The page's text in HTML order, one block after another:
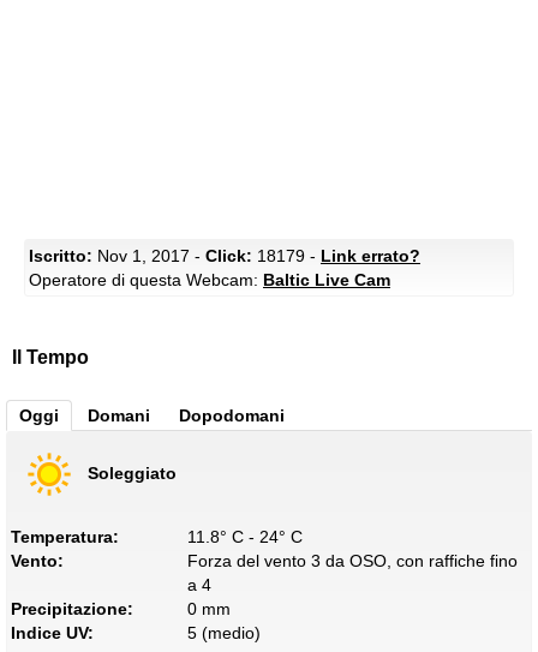
Iscritto: Nov 1, 2017 - Click: 18179 - Link errato?
Operatore di questa Webcam: Baltic Live Cam
Il Tempo
Oggi Domani Dopodomani
Soleggiato
Temperatura:
11.8° C - 24° C
Vento:
Forza del vento 3 da OSO, con raffiche fino
a 4
Precipitazione:
0 mm
Indice UV:
5 (medio)